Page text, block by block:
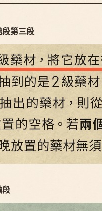
第三段
段